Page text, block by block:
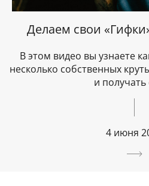
Делаем свои
В этом видео вы узнаете
несколько собственных
и
4 июня